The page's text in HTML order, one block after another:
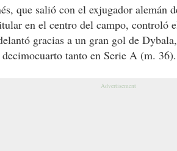
que salió con el exjugador alemán
en el centro del campo, controló
gracias a un gran gol de
tanto en Serie A (m. 36).